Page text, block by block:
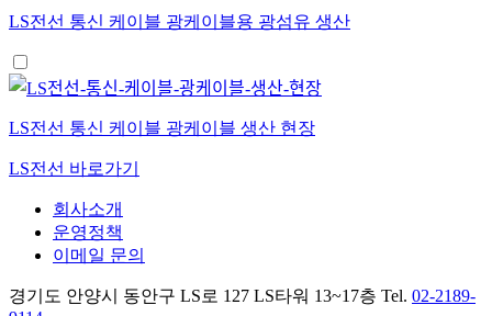
LS전선 통신 케이블 광케이블용 광섬유 생산
LS전선 통신 케이블 광케이블 생산 현장
LS전선 바로가기
회사소개
운영정책
이메일 문의
경기도 안양시 동안구 LS로 127 LS타워 13~17층 Tel. 02-2189-